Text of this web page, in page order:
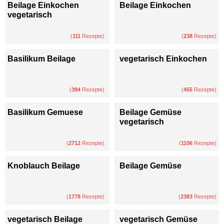
Beilage Einkochen
vegetarisch
(111 Rezepte)
Beilage Einkochen
(238 Rezepte)
Basilikum Beilage
(394 Rezepte)
vegetarisch Einkochen
(455 Rezepte)
Basilikum Gemuese
(2712 Rezepte)
Beilage Gemüse
vegetarisch
(1106 Rezepte)
Knoblauch Beilage
(1778 Rezepte)
Beilage Gemüse
(2383 Rezepte)
vegetarisch Beilage vegetarisch Gemüse